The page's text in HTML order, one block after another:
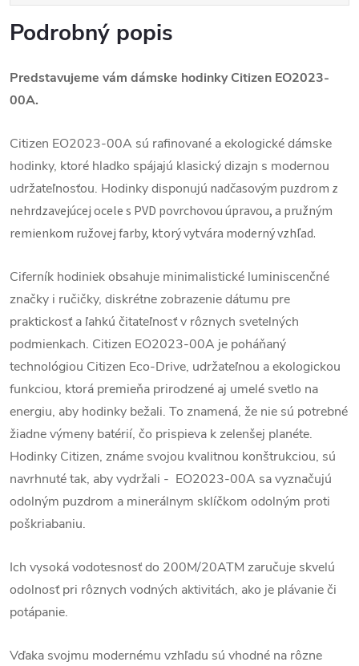
Podrobný popis
Predstavujeme vám dámske hodinky Citizen EO2023-
00A.
Citizen EO2023-00A sú rafinované a ekologické dámske
hodinky, ktoré hladko spájajú klasický dizajn s modernou
udržateľnosťou. Hodinky disponujú nadčasovým puzdrom z
nehrdzavejúcej ocele s PVD povrchovou úpravou, a pružným
remienkom ružovej farby, ktorý vytvára moderný vzhľad.
Ciferník hodiniek obsahuje minimalistické luminiscenčné
značky i ručičky, diskrétne zobrazenie dátumu pre
praktickosť a ľahkú čitateľnosť v rôznych svetelných
podmienkach. Citizen EO2023-00A je poháňaný
technológiou Citizen Eco-Drive, udržateľnou a ekologickou
funkciou, ktorá premieňa prirodzené aj umelé svetlo na
energiu, aby hodinky bežali. To znamená, že nie sú potrebné
žiadne výmeny batérií, čo prispieva k zelenšej planéte.
Hodinky Citizen, známe svojou kvalitnou konštrukciou, sú
navrhnuté tak, aby vydržali - EO2023-00A sa vyznačujú
odolným puzdrom a minerálnym sklíčkom odolným proti
poškriabaniu.
Ich vysoká vodotesnosť do 200M/20ATM zaručuje skvelú
odolnosť pri rôznych vodných aktivitách, ako je plávanie či
potápanie.
Vďaka svojmu modernému vzhľadu sú vhodné na rôzne